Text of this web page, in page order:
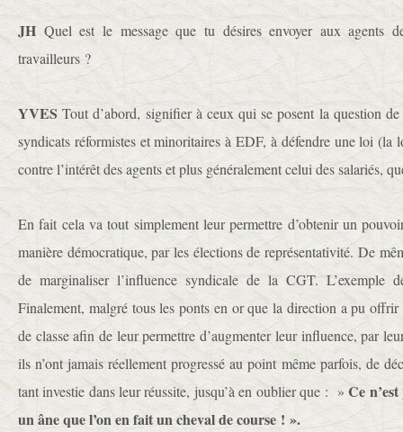
JH Quel est le message que tu désires envoyer aux agents
travailleurs ?
YVESTout d’abord, signifier à ceux qui se posent la question
syndicats réformistes et minoritaires à EDF, à défendre une loi
contre l’intérêt des agents et plus généralement celui des salariés,
En fait cela va tout simplement leur permettre d’obtenir un
manière démocratique, par les élections de représentativité. De
de marginaliser l’influence syndicale de la CGT. L’exemple
Finalement, malgré tous les ponts en or que la direction a pu
de classe afin de leur permettre d’augmenter leur influence, par
ils n’ont jamais réellement progressé au point même parfois, de
tant investie dans leur réussite, jusqu’à en oublier que : »Ce
un âne que l’on en fait un cheval de course ! ».